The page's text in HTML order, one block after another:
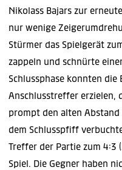
Nikolass Bajars zur
nur wenige
Stürmer das Spielgerät
zappeln und schnürte
Schlussphase konnten
Anschlusstreffer erzielen,
prompt den alten
dem Schlusspfiff
Treffer der Partie zum 4:3
Spiel. Die Gegner haben